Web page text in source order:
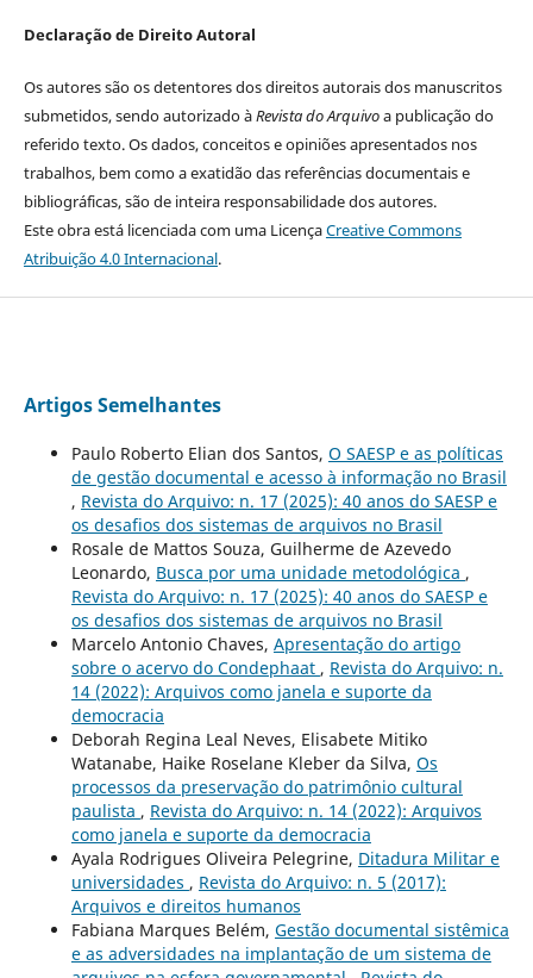
Declaração de Direito Autoral
Os autores são os detentores dos direitos autorais dos manuscritos
submetidos, sendo autorizado àRevista do Arquivoa publicação do
referido texto. Os dados, conceitos e opiniões apresentados nos
trabalhos, bem como a exatidão das referências documentais e
bibliográficas, são de inteira responsabilidade dos autores.
Este obra está licenciada com uma LicençaCreative Commons
Atribuição 4.0 Internacional.
Artigos Semelhantes
Paulo Roberto Elian dos Santos, O SAESP e as políticas
de gestão documental e acesso à informação no Brasil
, Revista do Arquivo: n. 17 (2025): 40 anos do SAESP e
os desafios dos sistemas de arquivos no Brasil
Rosale de Mattos Souza, Guilherme de Azevedo
Leonardo, Busca por uma unidade metodológica ,
Revista do Arquivo: n. 17 (2025): 40 anos do SAESP e
os desafios dos sistemas de arquivos no Brasil
Marcelo Antonio Chaves, Apresentação do artigo
sobre o acervo do Condephaat , Revista do Arquivo: n.
14 (2022): Arquivos como janela e suporte da
democracia
Deborah Regina Leal Neves, Elisabete Mitiko
Watanabe, Haike Roselane Kleber da Silva, Os
processos da preservação do patrimônio cultural
paulista , Revista do Arquivo: n. 14 (2022): Arquivos
como janela e suporte da democracia
Ayala Rodrigues Oliveira Pelegrine, Ditadura Militar e
universidades , Revista do Arquivo: n. 5 (2017):
Arquivos e direitos humanos
Fabiana Marques Belém, Gestão documental sistêmica
e as adversidades na implantação de um sistema de